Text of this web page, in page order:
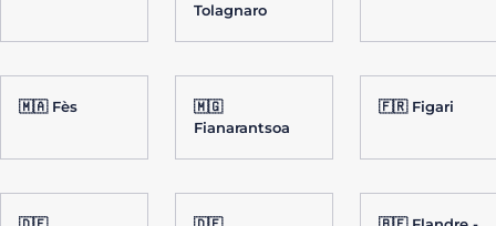
Tolagnaro
🇲🇦 Fès
🇲🇬
Fianarantsoa
🇫🇷 Figari